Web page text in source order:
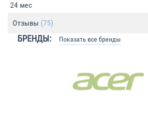
24 мес
Отзывы (75)
БРЕНДЫ: Показать все бренды